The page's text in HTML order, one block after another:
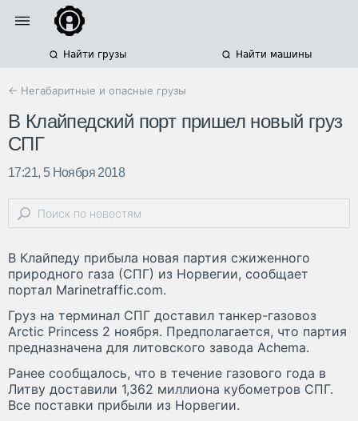
Найти грузы Найти машины
← Негабаритные и опасные грузы
В Клайпедский порт пришел новый груз
СПГ
17:21, 5 Ноября 2018
В Клайпеду прибыла новая партия сжиженного
природного газа (СПГ) из Норвегии, сообщает
портал Marinetraffic.com.
Груз на терминал СПГ доставил танкер-газовоз
Arctic Princess 2 ноября. Предполагается, что партия
предназначена для литовского завода Achema.
Ранее сообщалось, что в течение газового года в
Литву доставили 1,362 миллиона кубометров СПГ.
Все поставки прибыли из Норвегии.